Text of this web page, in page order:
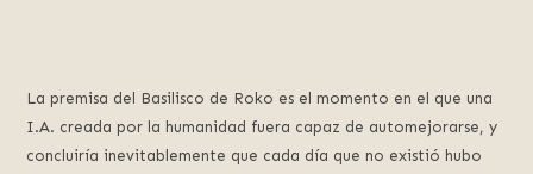
La premisa del Basilisco de Roko es el momento en el que una
I.A. creada por la humanidad fuera capaz de automejorarse, y
concluiría inevitablemente que cada día que no existió hubo